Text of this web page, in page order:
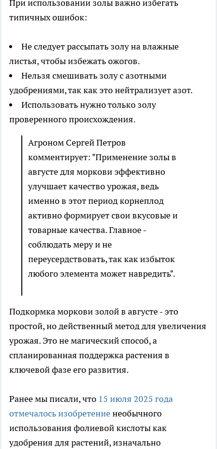
При использовании золы важно избегать
типичных ошибок:
Не следует рассыпать золу на влажные
листья, чтобы избежать ожогов.
Нельзя смешивать золу с азотными
удобрениями, так как это нейтрализует азот.
Использовать нужно только золу
проверенного происхождения.
Агроном Сергей Петров
комментирует: "Применение золы в
августе для моркови эффективно
улучшает качество урожая, ведь
именно в этот период корнеплод
активно формирует свои вкусовые и
товарные качества. Главное -
соблюдать меру и не
переусердствовать, так как избыток
любого элемента может навредить".
Подкормка моркови золой в августе - это
простой, но действенный метод для увеличения
урожая. Это не магический способ, а
спланированная поддержка растения в
ключевой фазе его развития.
Ранее мы писали, что 15 июля 2025 года
отмечалось изобретениенеобычного
использования фолиевой кислоты как
удобрения для растений, изначально